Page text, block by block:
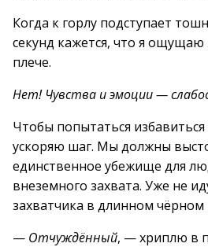
Когда к горлу подступает
секунд кажется, что я
плече.
Нет! Чувства и эмоции —
Чтобы попытаться избавиться
ускоряю шаг. Мы должны
единственное убежище для
внеземного захвата. Уже не
захватчика в длинном
— Отчуждённый, — хриплю в